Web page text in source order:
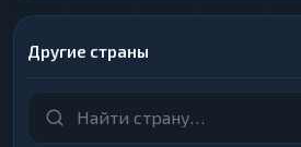
Другие страны